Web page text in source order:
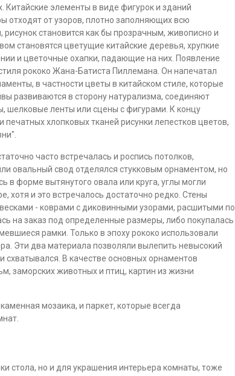
Китайские элементы в виде фигурок и зданий
отходят от узоров, плотно заполняющих всю
становится как бы прозрачным, живописно и
становятся цветущие китайские деревья, хрупкие
и цветочные охапки, падающие на них. Появление
рококо Жана-Батиста Пиллемана. Он напечатал
в частности цветы в китайском стиле, которые
развиваются в сторону натурализма, соединяют
шелковые ленты или сцены с фигурами. К концу
хлопковых тканей рисунки лепестков цветов,
часто встречалась и роспись потолков,
овальный свод отделялся стукковым орнаментом, но
в форме вытянутого овала или круга, углы могли
хотя и это встречалось достаточно редко. Стены
- коврами с диковинными узорами, расшитыми по
на заказ под определенные размеры, либо покупалась
рамки. Только в эпоху рококо использовали
Эти два материала позволяли вылепить невысокий
В качестве основных орнаментов
заморских животных и птиц, картин из жизни
мозаика, и паркет, которые всегда
стола, но и для украшения интерьера комнаты, тоже